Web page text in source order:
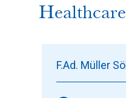
F.Ad. Müller